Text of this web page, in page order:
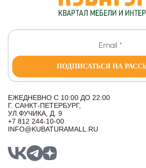
ПОДПИСАТЬСЯ НА
ЕЖЕДНЕВНО С 10:00 ДО 22:00
Г. САНКТ-ПЕТЕРБУРГ,
УЛ.ФУЧИКА, Д. 9
+7 812 244-10-00
INFO@KUBATURAMALL.RU